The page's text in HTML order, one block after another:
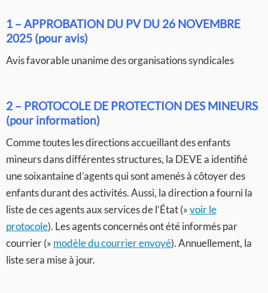
1 – APPROBATION DU PV DU 26 NOVEMBRE
2025 (pour avis)
Avis favorable unanime des organisations syndicales
2 – PROTOCOLE DE PROTECTION DES MINEURS
(pour information)
Comme toutes les directions accueillant des enfants
mineurs dans différentes structures, la DEVE a identifié
une soixantaine d’agents qui sont amenés à côtoyer des
enfants durant des activités. Aussi, la direction a fourni la
liste de ces agents aux services de l’État (»voir le
protocole). Les agents concernés ont été informés par
courrier (» modèle du courrier envoyé). Annuellement, la
liste sera mise à jour.